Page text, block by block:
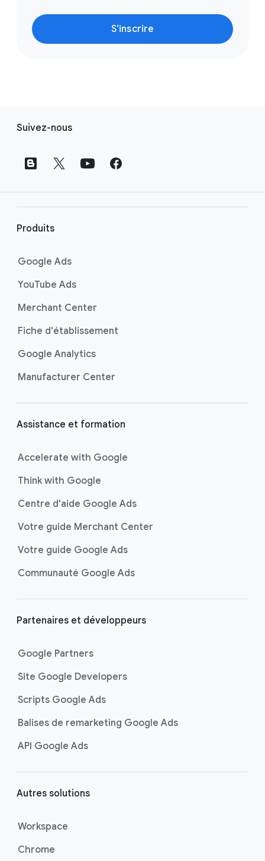
S’inscrire
d
Suivez-nous
Produits
Google Ads
YouTube Ads
Merchant Center
Fiche d'établissement
Google Analytics
Manufacturer Center
Assistance et formation
Accelerate with Google
Think with Google
Centre d'aide Google Ads
Votre guide Merchant Center
Votre guide Google Ads
Communauté Google Ads
Partenaires et développeurs
Google Partners
Site Google Developers
Scripts Google Ads
Balises de remarketing Google Ads
API Google Ads
Autres solutions
Workspace
Chrome